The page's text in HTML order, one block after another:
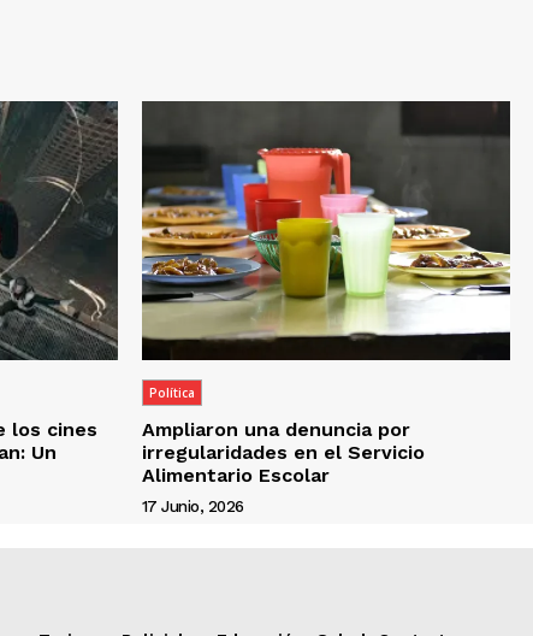
los cines
Un
Política
Ampliaron una denuncia por
irregularidades en el Servicio
Alimentario Escolar
17 Junio, 2026